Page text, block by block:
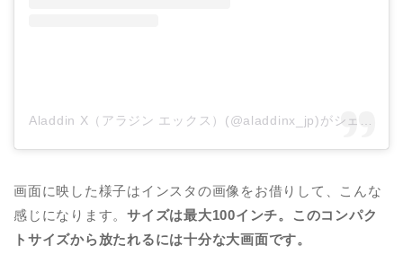
Aladdin X（アラジン エックス）(@aladdinx_jp)がシェアした投稿
画面に映した様子はインスタの画像をお借りして、こんな
感じになります。サイズは最大100インチ。このコンパク
トサイズから放たれるには十分な大画面です。